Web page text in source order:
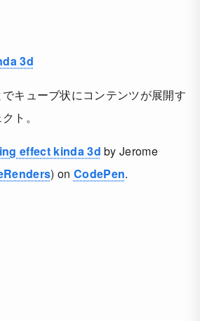
3d
キューブ状にコンテンツが展開す
ト。
effect kinda 3d by Jerome
) on CodePen.